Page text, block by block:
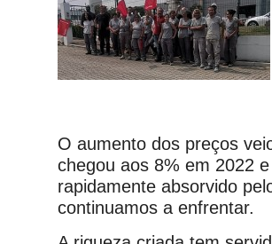
O aumento dos preços
chegou aos 8% em 2022
rapidamente absorvido
continuamos a enfrentar.